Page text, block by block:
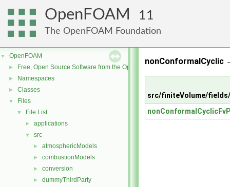
OpenFOAM 11
The OpenFOAM Foundation
▼ OpenFOAM
► Free, Open Source Software from the OpenFOAM Foundation
► Namespaces
► Classes
▼ Files
▼ File List
► applications
▼ src
► atmosphericModels
► combustionModels
► conversion
► dummyThirdParty
nonConformalCyclic
src/finiteVolume/